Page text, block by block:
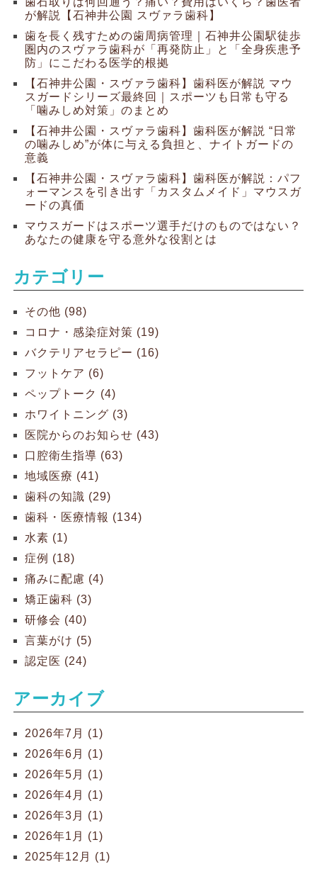
が解説【石神井公園 スヴァラ歯科】
歯を長く残すための歯周病管理｜石神井公園駅徒歩
圏内のスヴァラ歯科が「再発防止」と「全身疾患予
防」にこだわる医学的根拠
【石神井公園・スヴァラ歯科】歯科医が解説 マウ
スガードシリーズ最終回｜スポーツも日常も守る
「噛みしめ対策」のまとめ
【石神井公園・スヴァラ歯科】歯科医が解説 “日常
の噛みしめ”が体に与える負担と、ナイトガードの
意義
【石神井公園・スヴァラ歯科】歯科医が解説：パフ
ォーマンスを引き出す「カスタムメイド」マウスガ
ードの真価
マウスガードはスポーツ選手だけのものではない？
あなたの健康を守る意外な役割とは
カテゴリー
その他 (98)
コロナ・感染症対策 (19)
バクテリアセラピー (16)
フットケア (6)
ペップトーク (4)
ホワイトニング (3)
医院からのお知らせ (43)
口腔衛生指導 (63)
地域医療 (41)
歯科の知識 (29)
歯科・医療情報 (134)
水素 (1)
症例 (18)
痛みに配慮 (4)
矯正歯科 (3)
研修会 (40)
言葉がけ (5)
認定医 (24)
アーカイブ
2026年7月 (1)
2026年6月 (1)
2026年5月 (1)
2026年4月 (1)
2026年3月 (1)
2026年1月 (1)
2025年12月 (1)